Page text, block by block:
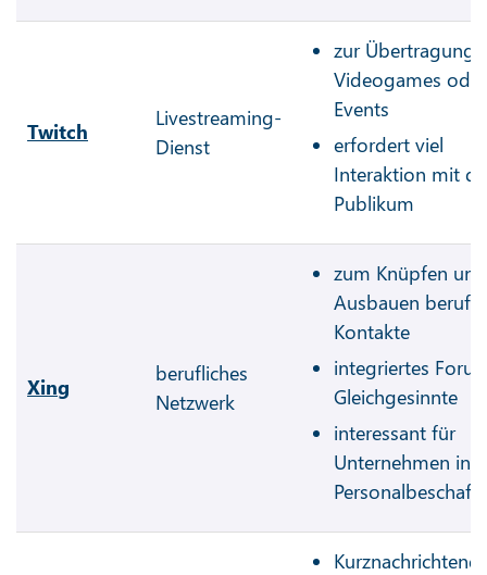
Twitch
Livestreaming-
Dienst
zur Übertragung
Videogames oder
Events
erfordert viel
Interaktion mit
Publikum
Xing
berufliches
Netzwerk
zum Knüpfen und
Ausbauen
Kontakte
integriertes
Gleichgesinnte
interessant für
Unternehmen in